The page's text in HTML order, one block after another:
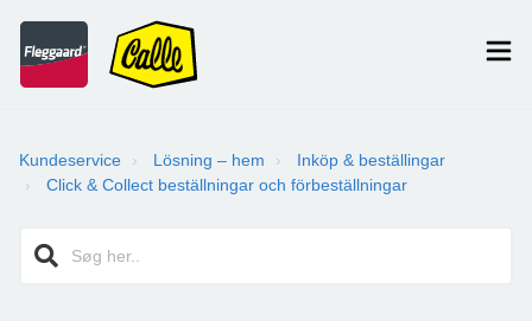
Kundeservice Lösning – hem
Inköp & beställingar
Click & Collect beställningar och förbeställningar